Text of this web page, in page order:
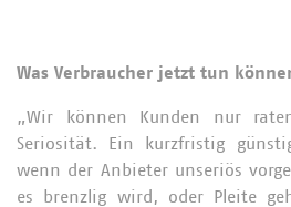
Was Verbraucher jetzt tun
„Wir können Kunden nur
Seriosität. Ein kurzfristig
wenn der Anbieter unseriös
es brenzlig wird, oder Pleite